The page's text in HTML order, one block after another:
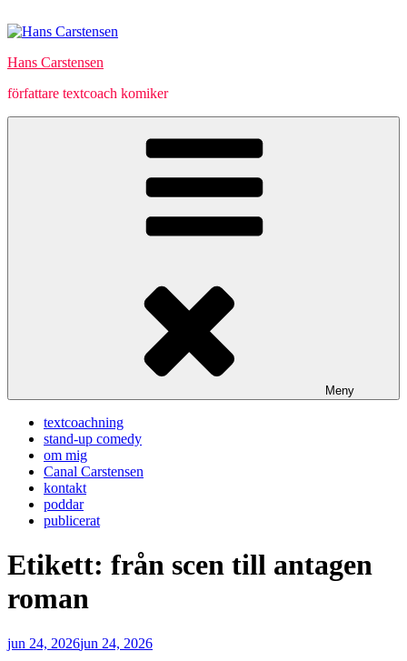
till
Hans Carstensen
författare textcoach komiker
Meny
textcoachning
stand-up comedy
om mig
Canal Carstensen
kontakt
poddar
publicerat
Etikett: från scen till antagen
roman
Publicerat
jun 24, 2026jun 24, 2026